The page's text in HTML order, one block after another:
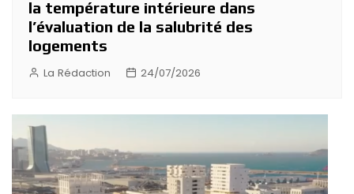
la température intérieure dans
l’évaluation de la salubrité des
logements
La Rédaction 24/07/2026